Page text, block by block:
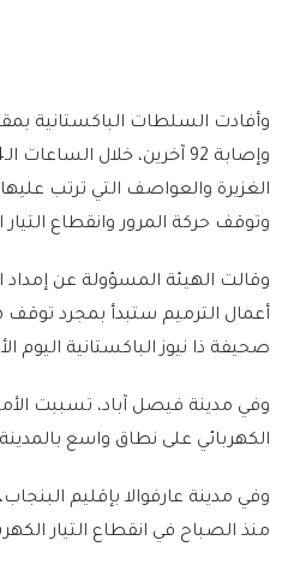
الغزيرة والعواصف التي ترتب
وتوقف حركة المرور وانقطاع التيار
وقالت الهيئة المسؤولة عن إمداد
أعمال الترميم ستبدأ بمجرد
صحيفة ذا نيوز الباكستانية اليوم
وفي مدينة فيصل آباد، تسببت
الكهربائي على نطاق واسع
وفي مدينة عارفوالا بإقليم
منذ الصباح في انقطاع التيار